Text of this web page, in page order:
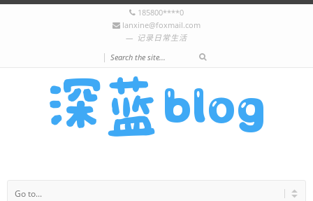
185800****0
lanxine@foxmail.com
记录日常生活
|